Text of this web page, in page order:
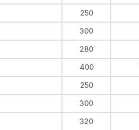
250
300
280
400
250
300
320